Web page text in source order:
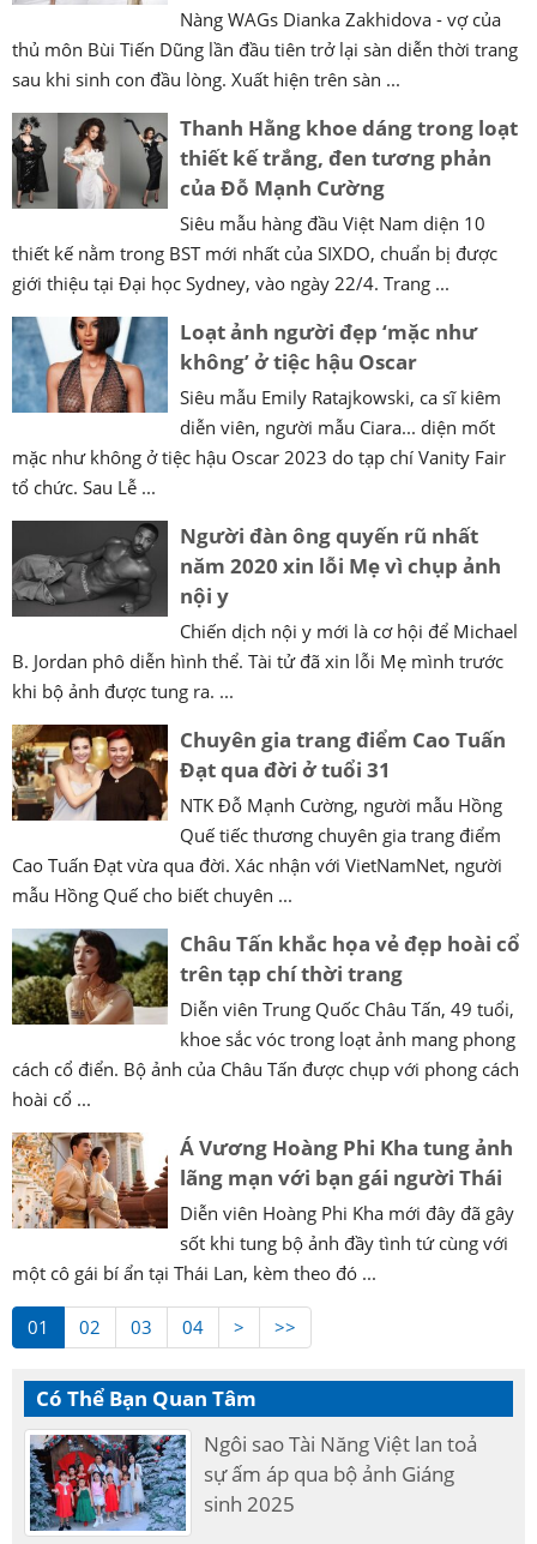
Nàng WAGs Dianka Zakhidova - vợ của
thủ môn Bùi Tiến Dũng lần đầu tiên trở lại sàn diễn thời trang
sau khi sinh con đầu lòng. Xuất hiện trên sàn ...
Thanh Hằng khoe dáng trong loạt
thiết kế trắng, đen tương phản
của Đỗ Mạnh Cường
Siêu mẫu hàng đầu Việt Nam diện 10
thiết kế nằm trong BST mới nhất của SIXDO, chuẩn bị được
giới thiệu tại Đại học Sydney, vào ngày 22/4. Trang ...
Loạt ảnh người đẹp ‘mặc như
không’ ở tiệc hậu Oscar
Siêu mẫu Emily Ratajkowski, ca sĩ kiêm
diễn viên, người mẫu Ciara... diện mốt
mặc như không ở tiệc hậu Oscar 2023 do tạp chí Vanity Fair
tổ chức. Sau Lễ ...
Người đàn ông quyến rũ nhất
năm 2020 xin lỗi Mẹ vì chụp ảnh
nội y
Chiến dịch nội y mới là cơ hội để Michael
B. Jordan phô diễn hình thể. Tài tử đã xin lỗi Mẹ mình trước
khi bộ ảnh được tung ra. ...
Chuyên gia trang điểm Cao Tuấn
Đạt qua đời ở tuổi 31
NTK Đỗ Mạnh Cường, người mẫu Hồng
Quế tiếc thương chuyên gia trang điểm
Cao Tuấn Đạt vừa qua đời. Xác nhận với VietNamNet, người
mẫu Hồng Quế cho biết chuyên ...
Châu Tấn khắc họa vẻ đẹp hoài cổ
trên tạp chí thời trang
Diễn viên Trung Quốc Châu Tấn, 49 tuổi,
khoe sắc vóc trong loạt ảnh mang phong
cách cổ điển. Bộ ảnh của Châu Tấn được chụp với phong cách
hoài cổ ...
Á Vương Hoàng Phi Kha tung ảnh
lãng mạn với bạn gái người Thái
Diễn viên Hoàng Phi Kha mới đây đã gây
sốt khi tung bộ ảnh đầy tình tứ cùng với
một cô gái bí ẩn tại Thái Lan, kèm theo đó ...
01 02 03 04 > >>
Có Thể Bạn Quan Tâm
Ngôi sao Tài Năng Việt lan toả
sự ấm áp qua bộ ảnh Giáng
sinh 2025